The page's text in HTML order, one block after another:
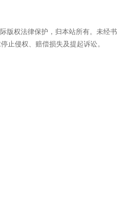
版权法律保护，归本站所有。未经书
止侵权、赔偿损失及提起诉讼。